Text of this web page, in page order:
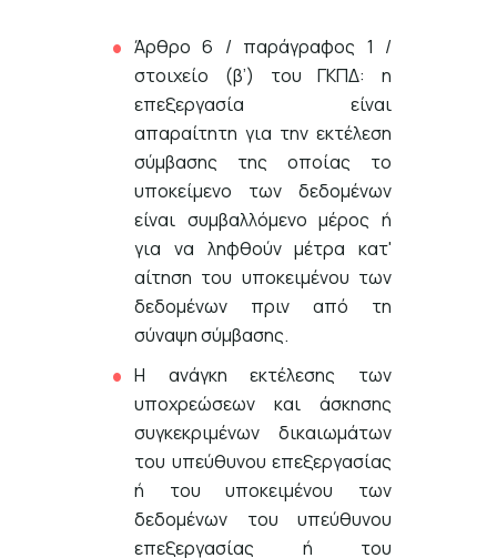
Άρθρο 6 / παράγραφος 1 /
στοιχείο (β’) του ΓΚΠΔ: η
επεξεργασία είναι
απαραίτητη για την εκτέλεση
σύμβασης της οποίας το
υποκείμενο των δεδομένων
είναι συμβαλλόμενο μέρος ή
για να ληφθούν μέτρα κατ'
αίτηση του υποκειμένου των
δεδομένων πριν από τη
σύναψη σύμβασης.
Η ανάγκη εκτέλεσης των
υποχρεώσεων και άσκησης
συγκεκριμένων δικαιωμάτων
του υπεύθυνου επεξεργασίας
ή του υποκειμένου των
δεδομένων του υπεύθυνου
επεξεργασίας ή του